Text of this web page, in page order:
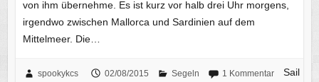
von ihm übernehme. Es ist kurz vor halb drei Uhr morgens,
irgendwo zwischen Mallorca und Sardinien auf dem
Mittelmeer. Die…
spookykcs 02/08/2015 Segeln 1 Kommentar
Sail